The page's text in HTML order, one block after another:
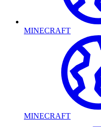
MINECRAFT
MINECRAFT